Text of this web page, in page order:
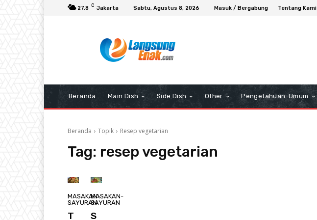
27.8 C Jakarta Sabtu, Agustus 8, 2026 Masuk / Bergabung Tentang Kami
Beranda Main Dish Side Dish Other Pengetahuan-Umum
Beranda Topik Resep vegetarian
Tag: resep vegetarian
MASAKAN-
SAYURAN
T
MASAKAN-
SAYURAN
S